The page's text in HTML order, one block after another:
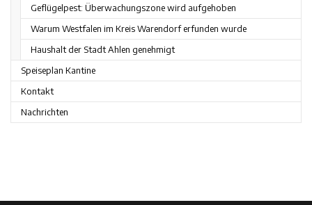
Geflügelpest: Überwachungszone wird aufgehoben
Warum Westfalen im Kreis Warendorf erfunden wurde
Haushalt der Stadt Ahlen genehmigt
Speiseplan Kantine
Kontakt
Nachrichten